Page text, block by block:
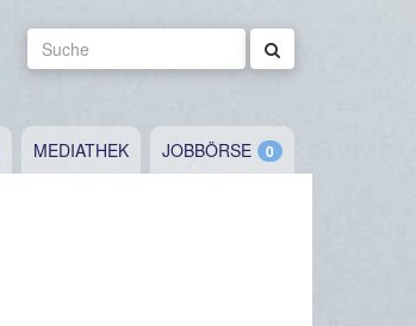
Suche
MEDIATHEK JOBBÖRSE